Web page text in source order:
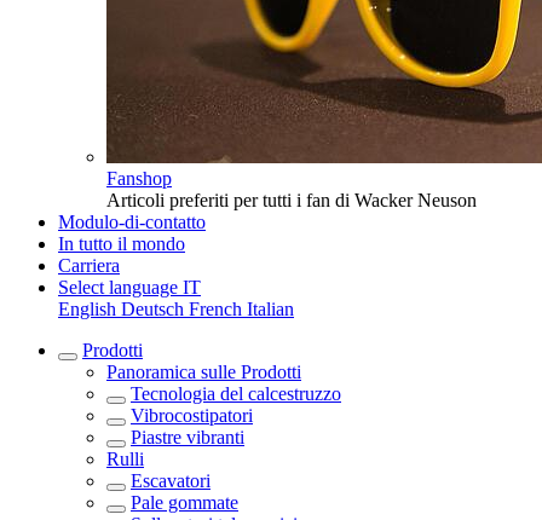
Fanshop
Articoli preferiti per tutti i fan di Wacker Neuson
Modulo-di-contatto
In tutto il mondo
Carriera
Select language IT
English Deutsch French Italian
Prodotti
Panoramica sulle Prodotti
Tecnologia del calcestruzzo
Vibrocostipatori
Piastre vibranti
Rulli
Escavatori
Pale gommate